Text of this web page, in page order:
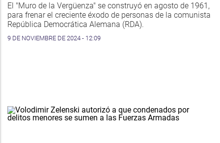
El "Muro de la Vergüenza" se construyó en agosto de 1961,
para frenar el creciente éxodo de personas de la comunista
República Democrática Alemana (RDA).
9 DE NOVIEMBRE DE 2024 - 12:09